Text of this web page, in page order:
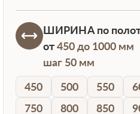
ШИРИНАпо
от450 до 1000 мм
шаг 50 мм
450
500 550
750
800 850